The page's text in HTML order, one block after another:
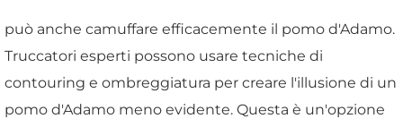
può anche camuffare efficacemente il pomo d'Adamo.
Truccatori esperti possono usare tecniche di
contouring e ombreggiatura per creare l'illusione di un
pomo d'Adamo meno evidente. Questa è un'opzione